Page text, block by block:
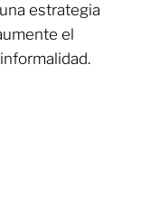
estrategia
el